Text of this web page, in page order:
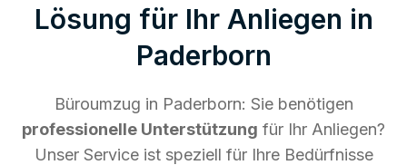
Lösung für Ihr Anliegen in
Paderborn
Büroumzug in Paderborn: Sie benötigen
professionelle Unterstützung für Ihr Anliegen?
Unser Service ist speziell für Ihre Bedürfnisse